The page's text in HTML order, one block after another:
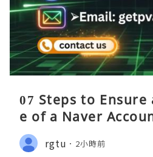
07 Steps to Ensure
e of a Naver
rgtu 2小時前